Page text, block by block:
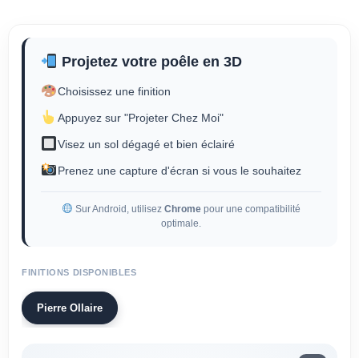
Projetez votre poêle en 3D
Choisissez une finition
Appuyez sur "Projeter Chez Moi"
Visez un sol dégagé et bien éclairé
Prenez une capture d'écran si vous le souhaitez
Sur Android, utilisez Chromepour une compatibilité
optimale.
FINITIONS DISPONIBLES
Pierre Ollaire